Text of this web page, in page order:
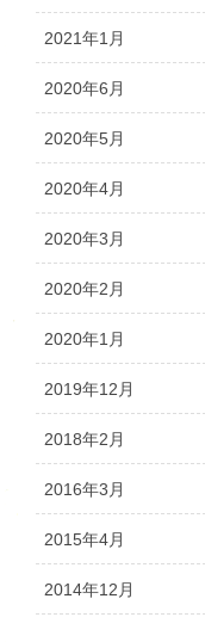
2021年1月
2020年6月
2020年5月
2020年4月
2020年3月
2020年2月
2020年1月
2019年12月
2018年2月
2016年3月
2015年4月
2014年12月